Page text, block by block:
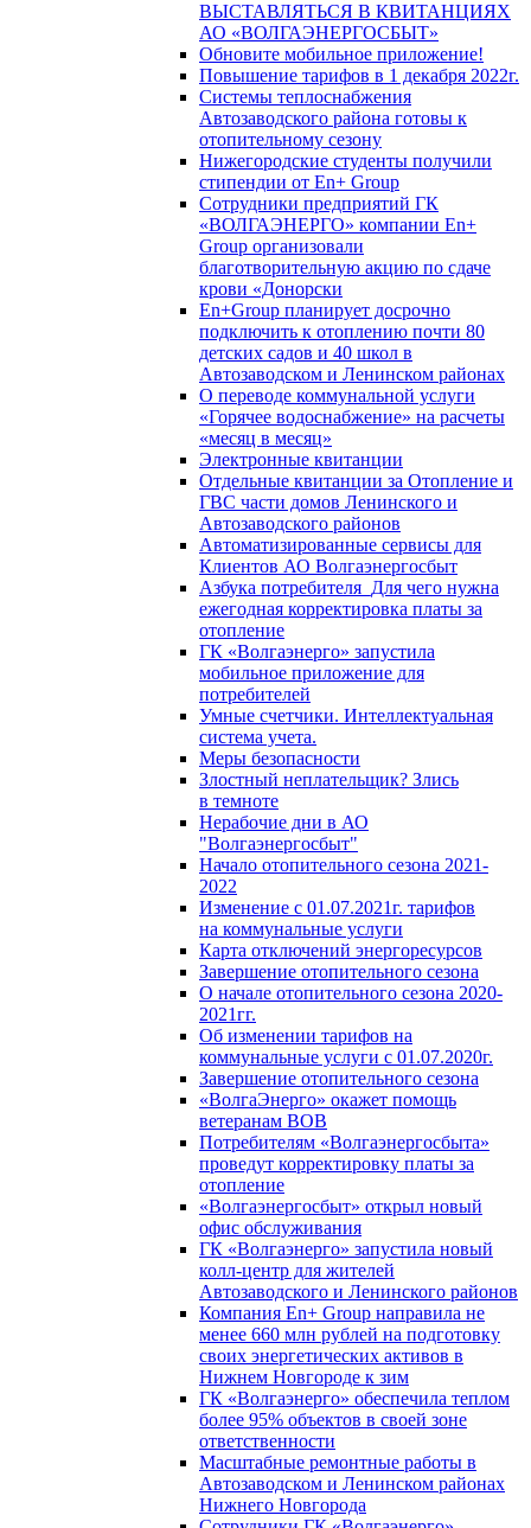
ВЫСТАВЛЯТЬСЯ В КВИТАНЦИЯХ
АО «ВОЛГАЭНЕРГОСБЫТ»
Обновите мобильное приложение!
Повышение тарифов в 1 декабря 2022г.
Системы теплоснабжения
Автозаводского района готовы к
отопительному сезону
Нижегородские студенты получили
стипендии от En+ Group
Сотрудники предприятий ГК
«ВОЛГАЭНЕРГО» компании En+
Group организовали
благотворительную акцию по сдаче
крови «Донорски
En+Group планирует досрочно
подключить к отоплению почти 80
детских садов и 40 школ в
Автозаводском и Ленинском районах
О переводе коммунальной услуги
«Горячее водоснабжение» на расчеты
«месяц в месяц»
Электронные квитанции
Отдельные квитанции за Отопление и
ГВС части домов Ленинского и
Автозаводского районов
Автоматизированные сервисы для
Клиентов АО Волгаэнергосбыт
Азбука потребителя_Для чего нужна
ежегодная корректировка платы за
отопление
ГК «Волгаэнерго» запустила
мобильное приложение для
потребителей
Умные счетчики. Интеллектуальная
система учета.
Меры безопасности
Злостный неплательщик? Злись
в темноте
Нерабочие дни в АО
"Волгаэнергосбыт"
Начало отопительного сезона 2021-
2022
Изменение с 01.07.2021г. тарифов
на коммунальные услуги
Карта отключений энергоресурсов
Завершение отопительного сезона
О начале отопительного сезона 2020-
2021гг.
Об изменении тарифов на
коммунальные услуги с 01.07.2020г.
Завершение отопительного сезона
«ВолгаЭнерго» окажет помощь
ветеранам ВОВ
Потребителям «Волгаэнергосбыта»
проведут корректировку платы за
отопление
«Волгаэнергосбыт» открыл новый
офис обслуживания
ГК «Волгаэнерго» запустила новый
колл-центр для жителей
Автозаводского и Ленинского районов
Компания En+ Group направила не
менее 660 млн рублей на подготовку
своих энергетических активов в
Нижнем Новгороде к зим
ГК «Волгаэнерго» обеспечила теплом
более 95% объектов в своей зоне
ответственности
Масштабные ремонтные работы в
Автозаводском и Ленинском районах
Нижнего Новгорода